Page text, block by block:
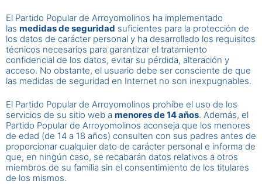
El Partido Popular de Arroyomolinos ha implementado
las medidas de seguridad suficientes para la protección de
los datos de carácter personal y ha desarrollado los requisitos
técnicos necesarios para garantizar el tratamiento
confidencial de los datos, evitar su pérdida, alteración y
acceso. No obstante, el usuario debe ser consciente de que
las medidas de seguridad en Internet no son inexpugnables.
El Partido Popular de Arroyomolinos prohíbe el uso de los
servicios de su sitio web a menores de 14 años. Además, el
Partido Popular de Arroyomolinos aconseja que los menores
de edad (de 14 a 18 años) consulten con sus padres antes de
proporcionar cualquier dato de carácter personal e informa de
que, en ningún caso, se recabarán datos relativos a otros
miembros de su familia sin el consentimiento de los titulares
de los mismos.